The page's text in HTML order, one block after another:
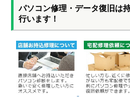
パソコン修理・データ復旧は
行います！